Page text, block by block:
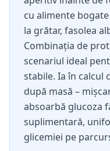
cu alimente
la grătar, fasolea
Combinația de
scenariul ideal
stabile. Ia în calcul
după masă –
absoarbă glucoza
suplimentară,
glicemiei pe